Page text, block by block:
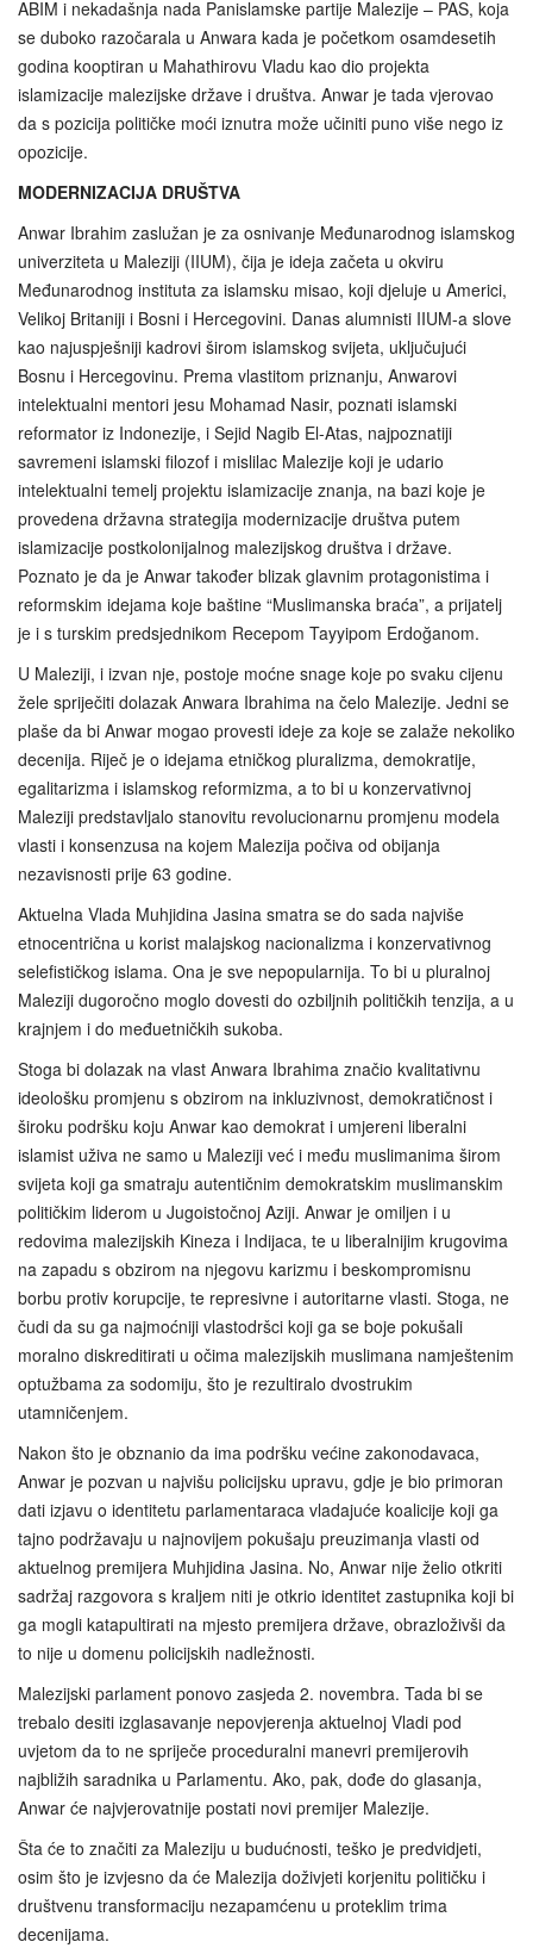
ABIM i nekadašnja nada Panislamske partije Malezije – PAS, koja
se duboko razočarala u Anwara kada je početkom osamdesetih
godina kooptiran u Mahathirovu Vladu kao dio projekta
islamizacije malezijske države i društva. Anwar je tada vjerovao
da s pozicija političke moći iznutra može učiniti puno više nego iz
opozicije.
MODERNIZACIJA DRUŠTVA
Anwar Ibrahim zaslužan je za osnivanje Međunarodnog islamskog
univerziteta u Maleziji (IIUM), čija je ideja začeta u okviru
Međunarodnog instituta za islamsku misao, koji djeluje u Americi,
Velikoj Britaniji i Bosni i Hercegovini. Danas alumnisti IIUM-a slove
kao najuspješniji kadrovi širom islamskog svijeta, uključujući
Bosnu i Hercegovinu. Prema vlastitom priznanju, Anwarovi
intelektualni mentori jesu Mohamad Nasir, poznati islamski
reformator iz Indonezije, i Sejid Nagib El-Atas, najpoznatiji
savremeni islamski filozof i mislilac Malezije koji je udario
intelektualni temelj projektu islamizacije znanja, na bazi koje je
provedena državna strategija modernizacije društva putem
islamizacije postkolonijalnog malezijskog društva i države.
Poznato je da je Anwar također blizak glavnim protagonistima i
reformskim idejama koje baštine “Muslimanska braća”, a prijatelj
je i s turskim predsjednikom Recepom Tayyipom Erdoğanom.
U Maleziji, i izvan nje, postoje moćne snage koje po svaku cijenu
žele spriječiti dolazak Anwara Ibrahima na čelo Malezije. Jedni se
plaše da bi Anwar mogao provesti ideje za koje se zalaže nekoliko
decenija. Riječ je o idejama etničkog pluralizma, demokratije,
egalitarizma i islamskog reformizma, a to bi u konzervativnoj
Maleziji predstavljalo stanovitu revolucionarnu promjenu modela
vlasti i konsenzusa na kojem Malezija počiva od obijanja
nezavisnosti prije 63 godine.
Aktuelna Vlada Muhjidina Jasina smatra se do sada najviše
etnocentrična u korist malajskog nacionalizma i konzervativnog
selefističkog islama. Ona je sve nepopularnija. To bi u pluralnoj
Maleziji dugoročno moglo dovesti do ozbiljnih političkih tenzija, a u
krajnjem i do međuetničkih sukoba.
Stoga bi dolazak na vlast Anwara Ibrahima značio kvalitativnu
ideološku promjenu s obzirom na inkluzivnost, demokratičnost i
široku podršku koju Anwar kao demokrat i umjereni liberalni
islamist uživa ne samo u Maleziji već i među muslimanima širom
svijeta koji ga smatraju autentičnim demokratskim muslimanskim
političkim liderom u Jugoistočnoj Aziji. Anwar je omiljen i u
redovima malezijskih Kineza i Indijaca, te u liberalnijim krugovima
na zapadu s obzirom na njegovu karizmu i beskompromisnu
borbu protiv korupcije, te represivne i autoritarne vlasti. Stoga, ne
čudi da su ga najmoćniji vlastodršci koji ga se boje pokušali
moralno diskreditirati u očima malezijskih muslimana namještenim
optužbama za sodomiju, što je rezultiralo dvostrukim
utamničenjem.
Nakon što je obznanio da ima podršku većine zakonodavaca,
Anwar je pozvan u najvišu policijsku upravu, gdje je bio primoran
dati izjavu o identitetu parlamentaraca vladajuće koalicije koji ga
tajno podržavaju u najnovijem pokušaju preuzimanja vlasti od
aktuelnog premijera Muhjidina Jasina. No, Anwar nije želio otkriti
sadržaj razgovora s kraljem niti je otkrio identitet zastupnika koji bi
ga mogli katapultirati na mjesto premijera države, obrazloživši da
to nije u domenu policijskih nadležnosti.
Malezijski parlament ponovo zasjeda 2. novembra. Tada bi se
trebalo desiti izglasavanje nepovjerenja aktuelnoj Vladi pod
uvjetom da to ne spriječe proceduralni manevri premijerovih
najbližih saradnika u Parlamentu. Ako, pak, dođe do glasanja,
Anwar će najvjerovatnije postati novi premijer Malezije.
Šta će to značiti za Maleziju u budućnosti, teško je predvidjeti,
osim što je izvjesno da će Malezija doživjeti korjenitu političku i
društvenu transformaciju nezapamćenu u proteklim trima
decenijama.